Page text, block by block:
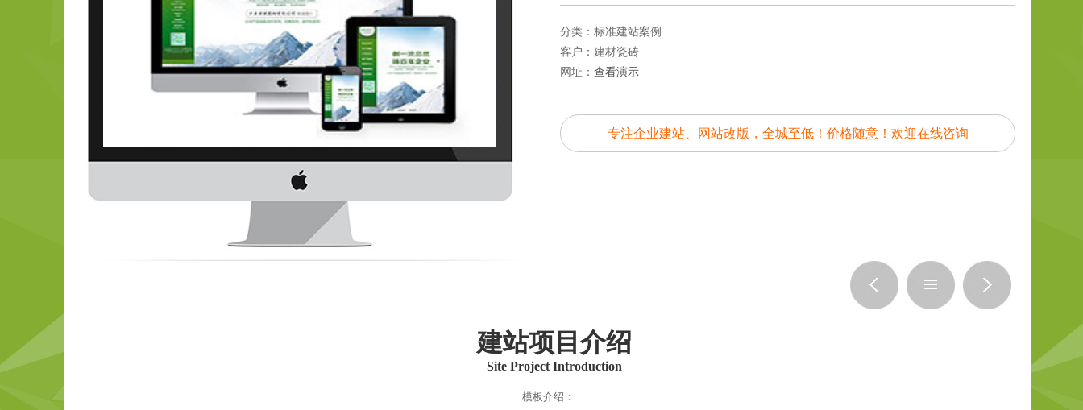
分类：标准建站案例
客户：建材瓷砖
网址： 查看演示
专注企业建站、网站改版，全城至低！价格随意！欢迎在线咨询
建站项目介绍
Site Project Introduction
模板介绍：